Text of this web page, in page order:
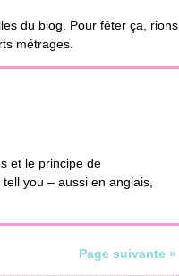
du blog. Pour fêter ça, rions
métrages.
et le principe de
you – aussi en anglais,
Page suivante »